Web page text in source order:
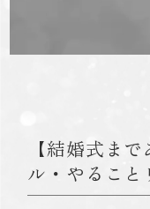
【結婚式ま
ル・やるこ